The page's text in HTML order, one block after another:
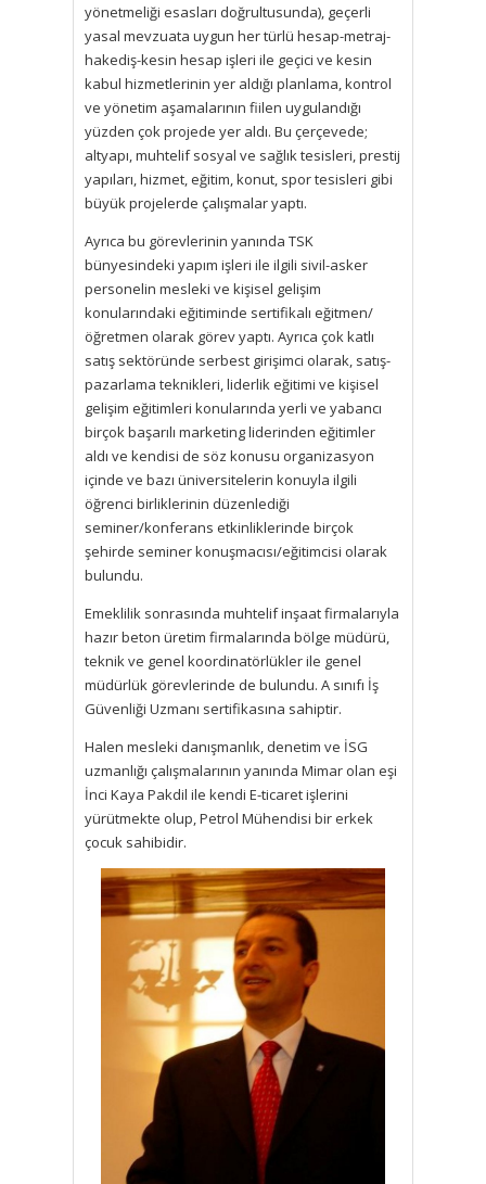
yönetmeliği esasları doğrultusunda), geçerli
yasal mevzuata uygun her türlü hesap-metraj-
hakediş-kesin hesap işleri ile geçici ve kesin
kabul hizmetlerinin yer aldığı planlama, kontrol
ve yönetim aşamalarının fiilen uygulandığı
yüzden çok projede yer aldı. Bu çerçevede;
altyapı, muhtelif sosyal ve sağlık tesisleri, prestij
yapıları, hizmet, eğitim, konut, spor tesisleri gibi
büyük projelerde çalışmalar yaptı.
Ayrıca bu görevlerinin yanında TSK
bünyesindeki yapım işleri ile ilgili sivil-asker
personelin mesleki ve kişisel gelişim
konularındaki eğitiminde sertifikalı eğitmen/
öğretmen olarak görev yaptı. Ayrıca çok katlı
satış sektöründe serbest girişimci olarak, satış-
pazarlama teknikleri, liderlik eğitimi ve kişisel
gelişim eğitimleri konularında yerli ve yabancı
birçok başarılı marketing liderinden eğitimler
aldı ve kendisi de söz konusu organizasyon
içinde ve bazı üniversitelerin konuyla ilgili
öğrenci birliklerinin düzenlediği
seminer/konferans etkinliklerinde birçok
şehirde seminer konuşmacısı/eğitimcisi olarak
bulundu.
Emeklilik sonrasında muhtelif inşaat firmalarıyla
hazır beton üretim firmalarında bölge müdürü,
teknik ve genel koordinatörlükler ile genel
müdürlük görevlerinde de bulundu. A sınıfı İş
Güvenliği Uzmanı sertifikasına sahiptir.
Halen mesleki danışmanlık, denetim ve İSG
uzmanlığı çalışmalarının yanında Mimar olan eşi
İnci Kaya Pakdil ile kendi E-ticaret işlerini
yürütmekte olup, Petrol Mühendisi bir erkek
çocuk sahibidir.